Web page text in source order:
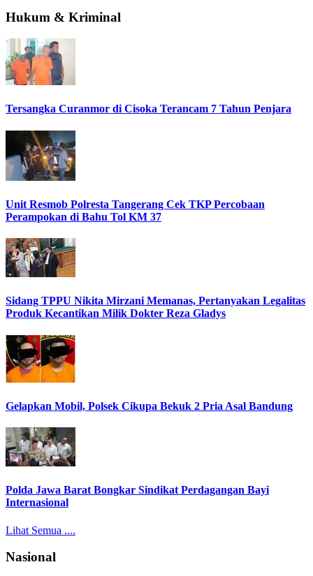
Hukum & Kriminal
Tersangka Curanmor di Cisoka Terancam 7 Tahun Penjara
Unit Resmob Polresta Tangerang Cek TKP Percobaan
Perampokan di Bahu Tol KM 37
Sidang TPPU Nikita Mirzani Memanas, Pertanyakan Legalitas
Produk Kecantikan Milik Dokter Reza Gladys
Gelapkan Mobil, Polsek Cikupa Bekuk 2 Pria Asal Bandung
Polda Jawa Barat Bongkar Sindikat Perdagangan Bayi
Internasional
Lihat Semua ....
Nasional